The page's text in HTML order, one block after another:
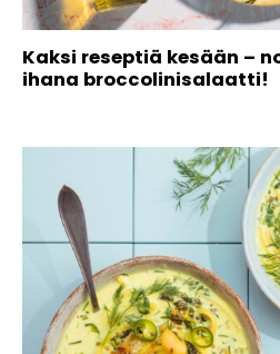
Kaksi reseptiä kesään –
ihana broccolinisalaatti!